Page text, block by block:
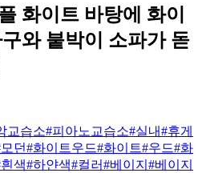
화이트 바탕에 화이
와 붙박이 소파가 돋
교습소#피아노교습소#실내#휴게
던#화이트우드#화이트#우드#화
색#하얀색#컬러#베이지 #베이지